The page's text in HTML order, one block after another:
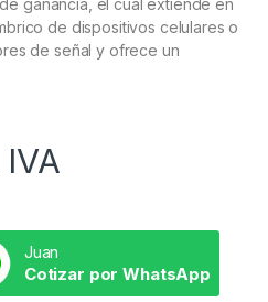
de dispositivos celulares o
de señal y ofrece un
Juan
Cotizar por WhatsApp